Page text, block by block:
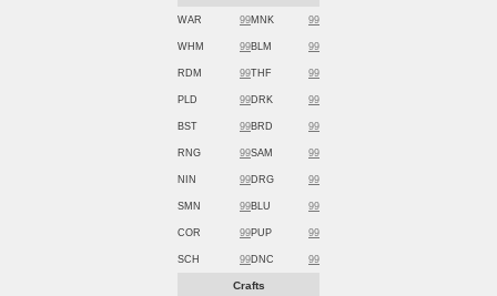
WAR 99MNK 99
WHM 99BLM 99
RDM 99THF 99
PLD 99DRK 99
BST 99BRD 99
RNG 99SAM 99
NIN 99DRG 99
SMN 99BLU 99
COR 99PUP 99
SCH 99DNC 99
Crafts